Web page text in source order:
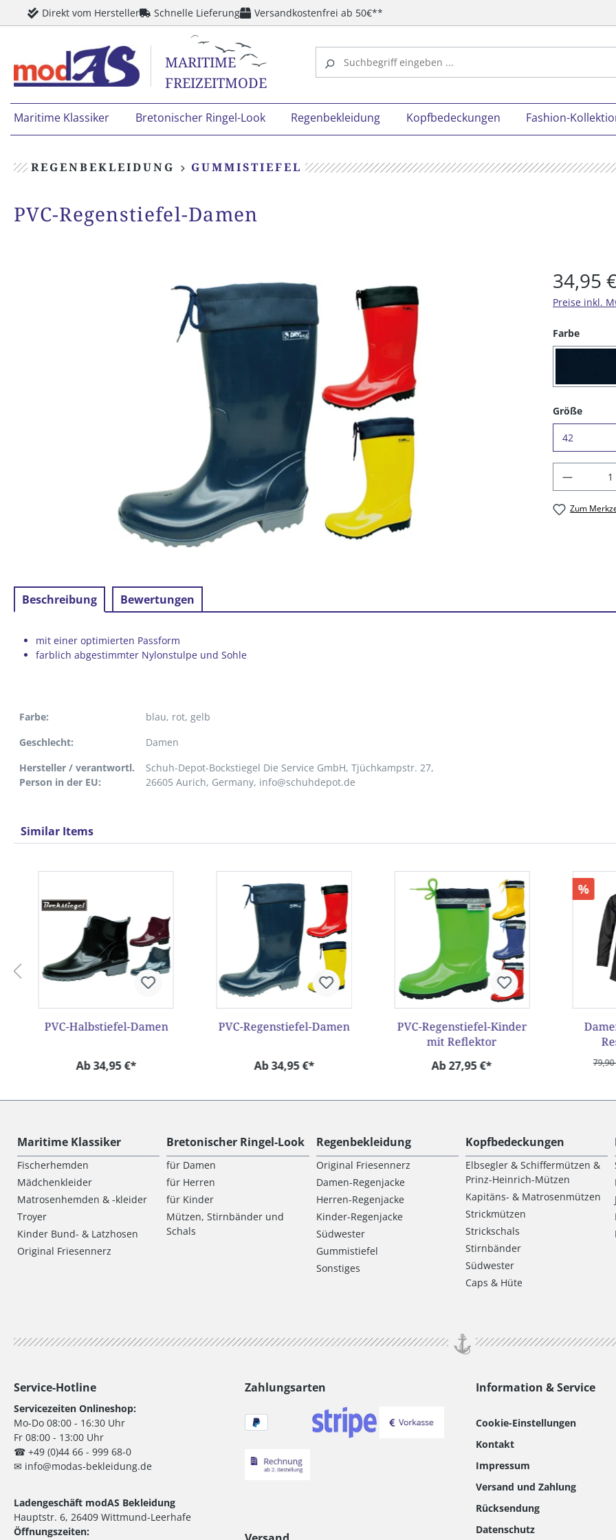
Zur Hauptnavigation springen
Direkt vom Hersteller Schnelle Lieferung Versandkostenfrei ab 50€**
MARITIME
FREIZEITMODE
Maritime Klassiker Bretonischer Ringel-Look Regenbekleidung Kopfbedeckungen Fashion-
REGENBEKLEIDUNG GUMMISTIEFEL
PVC-Regenstiefel-Damen
34,95
Preise inkl.
Farbe
Größe
Zum
Beschreibung Bewertungen
mit einer optimierten Passform
farblich abgestimmter Nylonstulpe und Sohle
Farbe: blau, rot, gelb
Geschlecht:
Damen
Hersteller / verantwortl.
Person in der EU:
Schuh-Depot-Bockstiegel Die Service GmbH, Tjüchkampstr. 27,
26605 Aurich, Germany, info@schuhdepot.de
Similar Items
PVC-Halbstiefel-Damen
Ab 34,95 €*
PVC-Regenstiefel-Damen
Ab 34,95 €*
PVC-Regenstiefel-Kinder
mit Reflektor
Ab 27,95 €*
%
Maritime Klassiker
Fischerhemden
Mädchenkleider
Matrosenhemden & -kleider
Troyer
Kinder Bund- & Latzhosen
Original Friesennerz
Bretonischer Ringel-Look
für Damen
für Herren
für Kinder
Mützen, Stirnbänder und
Schals
Regenbekleidung
Original Friesennerz
Damen-Regenjacke
Herren-Regenjacke
Kinder-Regenjacke
Südwester
Gummistiefel
Sonstiges
Kopfbedeckungen
Elbsegler & Schiffermützen &
Prinz-Heinrich-Mützen
Kapitäns- & Matrosenmützen
Strickmützen
Strickschals
Stirnbänder
Südwester
Caps & Hüte
Service-Hotline
Servicezeiten Onlineshop:
Mo-Do 08:00 - 16:30 Uhr
Fr 08:00 - 13:00 Uhr
☎ +49 (0)44 66 - 999 68-0
✉ info@modas-bekleidung.de
Ladengeschäft modAS Bekleidung
Hauptstr. 6, 26409 Wittmund-Leerhafe
Öffnungszeiten:
Zahlungsarten Information & Service
Cookie-Einstellungen
Kontakt
Impressum
Versand und Zahlung
Rücksendung
Datenschutz